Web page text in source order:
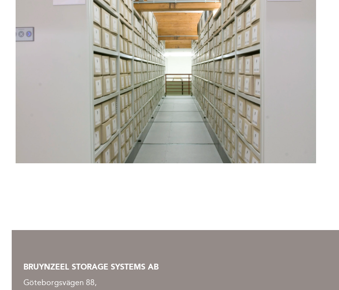
BRUYNZEEL STORAGE SYSTEMS AB
Göteborgsvägen 88,